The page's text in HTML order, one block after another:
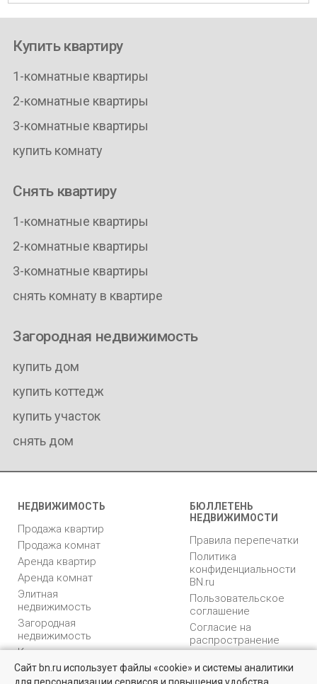
Купить квартиру
1-комнатные квартиры
2-комнатные квартиры
3-комнатные квартиры
купить комнату
Снять квартиру
1-комнатные квартиры
2-комнатные квартиры
3-комнатные квартиры
снять комнату в квартире
Загородная недвижимость
купить дом
купить коттедж
купить участок
снять дом
НЕДВИЖИМОСТЬ
Продажа квартир
Продажа комнат
Аренда квартир
Аренда комнат
Элитная
недвижимость
Загородная
недвижимость
Коммерческая
недвижимость
БЮЛЛЕТЕНЬ
НЕДВИЖИМОСТИ
Правила перепечатки
Политика
конфиденциальности
BN.ru
Пользовательское
соглашение
Согласие на
распространение
персональных данных
Карта сайта
Сайт bn.ru использует файлы «cookie» и системы аналитики